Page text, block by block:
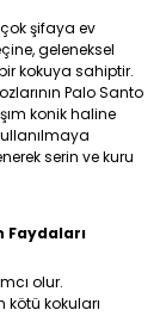
şifaya ev
geleneksel
kokuya sahiptir.
Palo Santo
konik haline
serin ve kuru
Faydaları
olur.
kötü kokuları